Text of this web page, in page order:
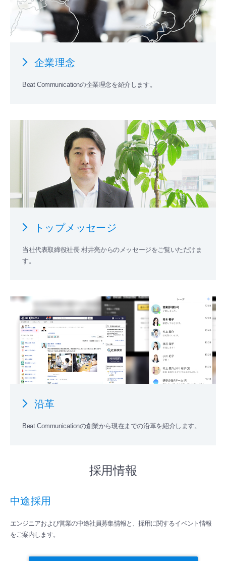
企業理念
Beat Communicationの企業理念を紹介します。
トップメッセージ
当社代表取締役社長 村井亮からのメッセージをご覧いただけま
す。
沿革
Beat Communicationの創業から現在までの沿革を紹介します。
採用情報
中途採用
エンジニアおよび営業の中途社員募集情報と、採用に関するイベント情報
をご案内します。